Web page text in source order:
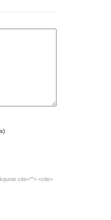
cite=""> <cite>